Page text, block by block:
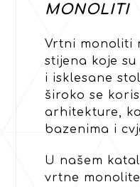
MONOLITI
Vrtni monoliti
stijena koje
i isklesane
široko se
arhitekture,
bazenima i
U našem
vrtne